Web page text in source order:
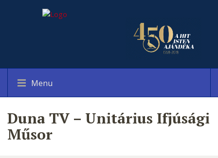
Menu
Duna TV – Unitárius Ifjúsági
Műsor